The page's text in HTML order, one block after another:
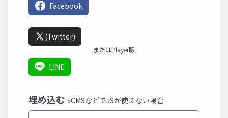
Facebook
(Twitter)
またはPlayer版
LINE
埋め込む »CMSなどでJSが使えない場合